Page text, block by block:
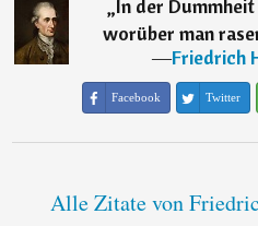
„In der
worüber man
―Friedrich
Facebook Twitter
Alle Zitate von